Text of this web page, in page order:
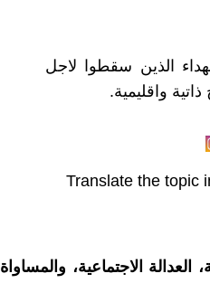
الذين سقطوا لاجل
واقليمية.
Translate the topic
الاجتماعية، والمساواة